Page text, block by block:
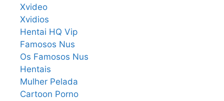
Xvideo
Xvidios
Hentai HQ Vip
Famosos Nus
Os Famosos Nus
Hentais
Mulher Pelada
Cartoon Porno